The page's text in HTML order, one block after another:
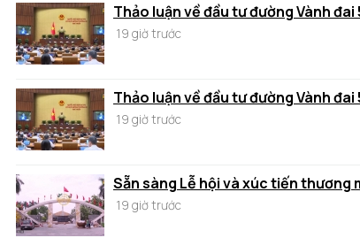
Thảo luận về đầu tư đường Vành đai
19 giờ trước
Thảo luận về đầu tư đường Vành đai
19 giờ trước
Sẵn sàng Lễ hội và xúc tiến thương
19 giờ trước